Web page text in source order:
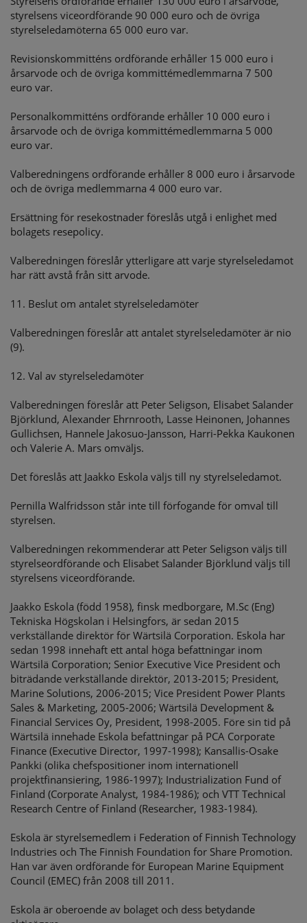
styrelsens viceordförande 90 000 euro och de övriga
styrelseledamöterna 65 000 euro var.
Revisionskommitténs ordförande erhåller 15 000 euro i
årsarvode och de övriga kommittémedlemmarna 7 500
euro var.
Personalkommitténs ordförande erhåller 10 000 euro i
årsarvode och de övriga kommittémedlemmarna 5 000
euro var.
Valberedningens ordförande erhåller 8 000 euro i årsarvode
och de övriga medlemmarna 4 000 euro var.
Ersättning för resekostnader föreslås utgå i enlighet med
bolagets resepolicy.
Valberedningen föreslår ytterligare att varje styrelseledamot
har rätt avstå från sitt arvode.
11. Beslut om antalet styrelseledamöter
Valberedningen föreslår att antalet styrelseledamöter är nio
(9).
12. Val av styrelseledamöter
Valberedningen föreslår att Peter Seligson, Elisabet Salander
Björklund, Alexander Ehrnrooth, Lasse Heinonen, Johannes
Gullichsen, Hannele Jakosuo-Jansson, Harri-Pekka Kaukonen
och Valerie A. Mars omväljs.
Det föreslås att Jaakko Eskola väljs till ny styrelseledamot.
Pernilla Walfridsson står inte till förfogande för omval till
styrelsen.
Valberedningen rekommenderar att Peter Seligson väljs till
styrelseordförande och Elisabet Salander Björklund väljs till
styrelsens viceordförande.
Jaakko Eskola (född 1958), finsk medborgare, M.Sc (Eng)
Tekniska Högskolan i Helsingfors, är sedan 2015
verkställande direktör för Wärtsilä Corporation. Eskola har
sedan 1998 innehaft ett antal höga befattningar inom
Wärtsilä Corporation; Senior Executive Vice President och
biträdande verkställande direktör, 2013-2015; President,
Marine Solutions, 2006-2015; Vice President Power Plants
Sales & Marketing, 2005-2006; Wärtsilä Development &
Financial Services Oy, President, 1998-2005. Före sin tid på
Wärtsilä innehade Eskola befattningar på PCA Corporate
Finance (Executive Director, 1997-1998); Kansallis-Osake
Pankki (olika chefspositioner inom internationell
projektfinansiering, 1986-1997); Industrialization Fund of
Finland (Corporate Analyst, 1984-1986); och VTT Technical
Research Centre of Finland (Researcher, 1983-1984).
Eskola är styrelsemedlem i Federation of Finnish Technology
Industries och The Finnish Foundation for Share Promotion.
Han var även ordförande för European Marine Equipment
Council (EMEC) från 2008 till 2011.
Eskola är oberoende av bolaget och dess betydande